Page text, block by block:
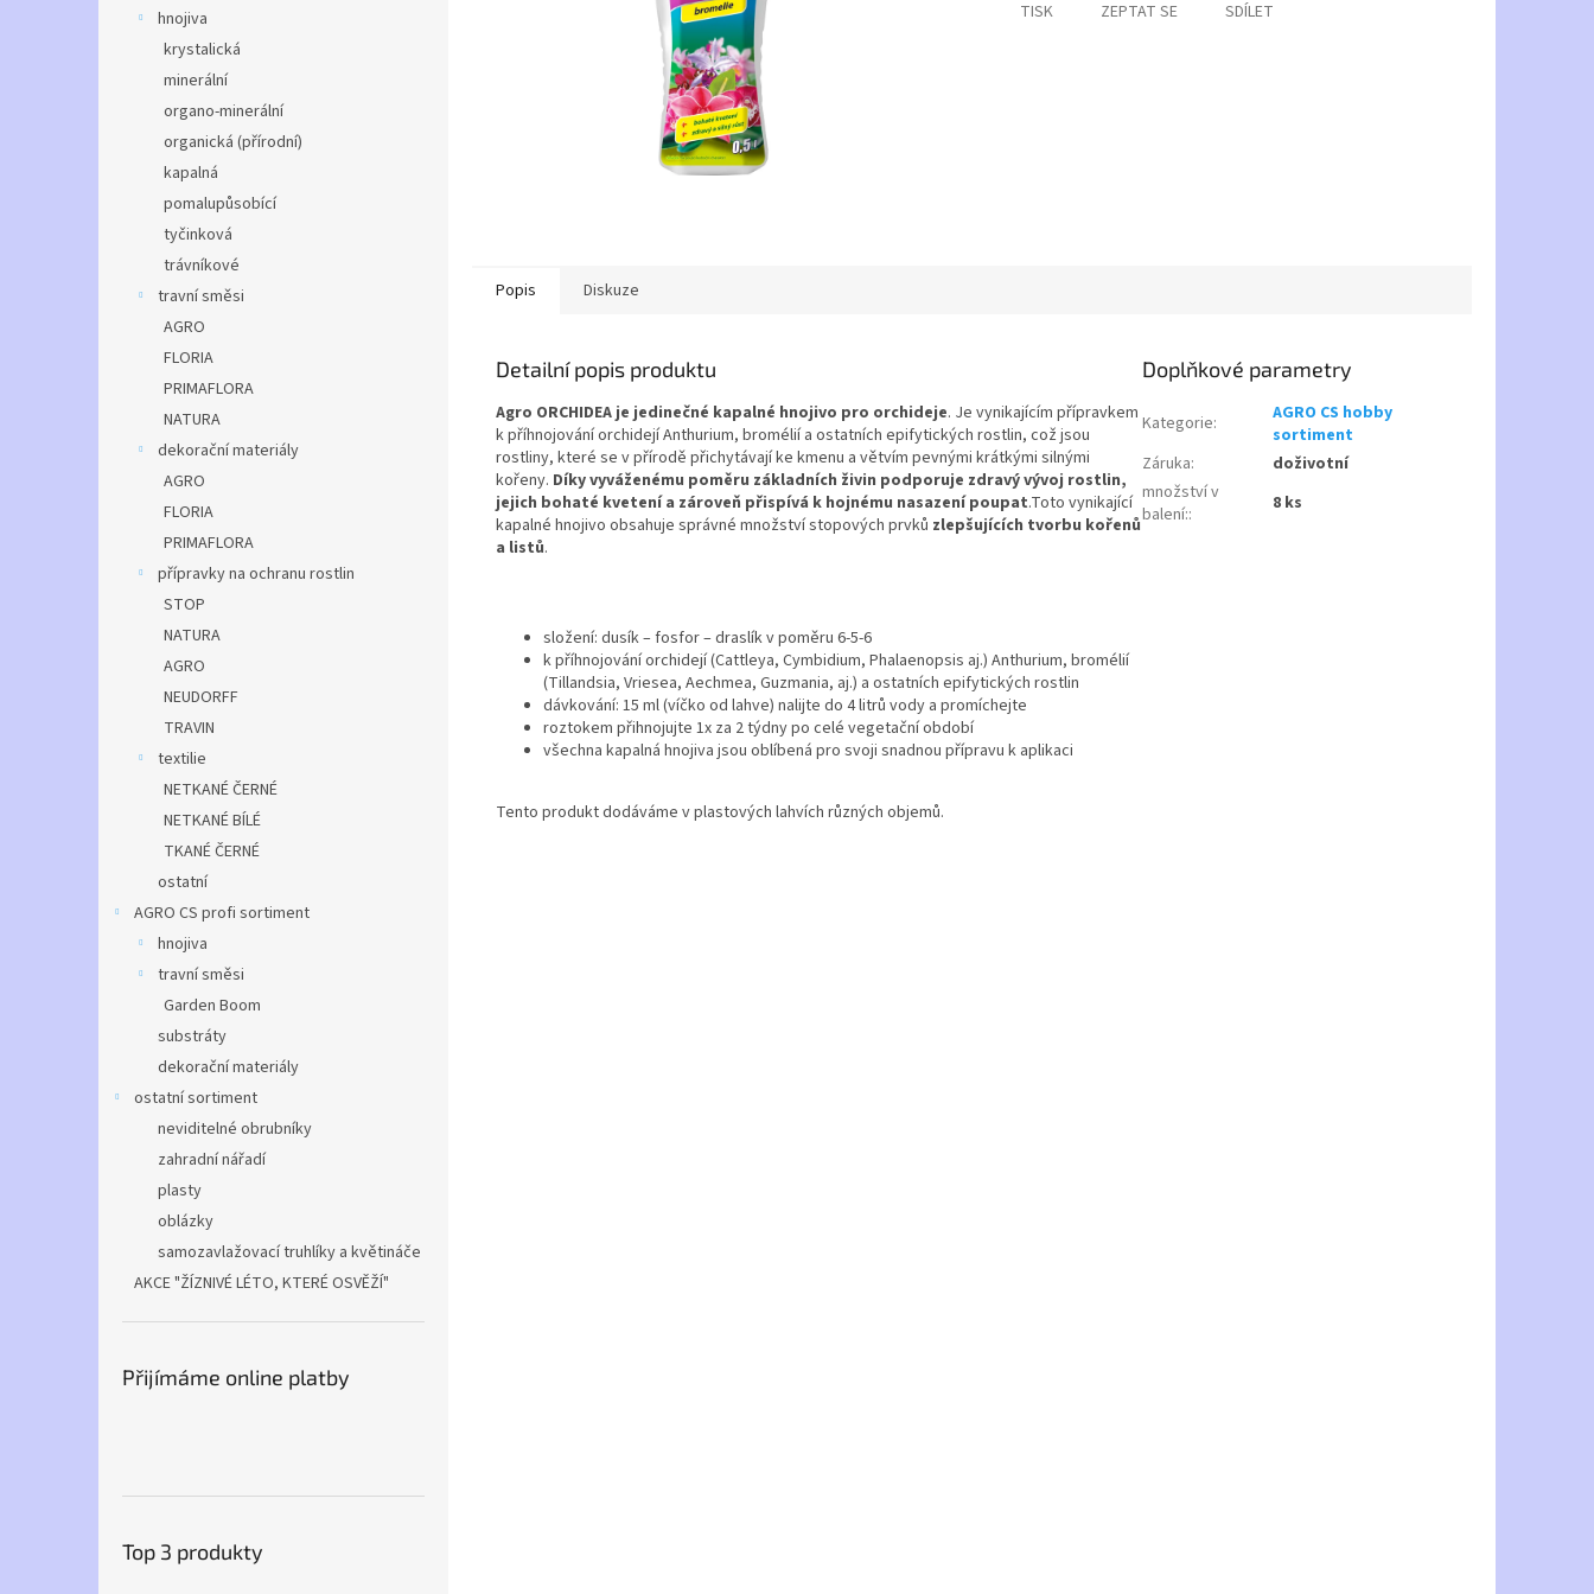
hnojiva
krystalická
minerální
organo-minerální
organická (přírodní)
kapalná
pomalupůsobící
tyčinková
trávníkové
travní směsi
AGRO
FLORIA
PRIMAFLORA
NATURA
dekorační materiály
AGRO
FLORIA
PRIMAFLORA
přípravky na ochranu rostlin
STOP
NATURA
AGRO
NEUDORFF
TRAVIN
textilie
NETKANÉ ČERNÉ
NETKANÉ BÍLÉ
TKANÉ ČERNÉ
ostatní
AGRO CS profi sortiment
hnojiva
travní směsi
Garden Boom
substráty
dekorační materiály
ostatní sortiment
neviditelné obrubníky
zahradní nářadí
plasty
oblázky
samozavlažovací truhlíky a květináče
AKCE "ŽÍZNIVÉ LÉTO, KTERÉ OSVĚŽÍ"
Přijímáme online platby
Top 3 produkty
TISK ZEPTAT SE SDÍLET
Popis Diskuze
Detailní popis produktu
Agro ORCHIDEA je jedinečné kapalné hnojivo pro orchideje. Je vynikajícím přípravkem
k příhnojování orchidejí Anthurium, bromélií a ostatních epifytických rostlin, což jsou
rostliny, které se v přírodě přichytávají ke kmenu a větvím pevnými krátkými silnými
kořeny. Díky vyváženému poměru základních živin podporuje zdravý vývoj rostlin,
jejich bohaté kvetení a zároveň přispívá k hojnému nasazení poupat.Toto vynikající
kapalné hnojivo obsahuje správné množství stopových prvků zlepšujících tvorbu kořenů
a listů.
složení: dusík – fosfor – draslík v poměru 6-5-6
k příhnojování orchidejí (Cattleya, Cymbidium, Phalaenopsis aj.) Anthurium, bromélií
(Tillandsia, Vriesea, Aechmea, Guzmania, aj.) a ostatních epifytických rostlin
dávkování: 15 ml (víčko od lahve) nalijte do 4 litrů vody a promíchejte
roztokem přihnojujte 1x za 2 týdny po celé vegetační období
všechna kapalná hnojiva jsou oblíbená pro svoji snadnou přípravu k aplikaci
Tento produkt dodáváme v plastových lahvích různých objemů.
Doplňkové parametry
Kategorie:
AGRO CS hobby
sortiment
Záruka:
doživotní
množství v
balení:: 8 ks